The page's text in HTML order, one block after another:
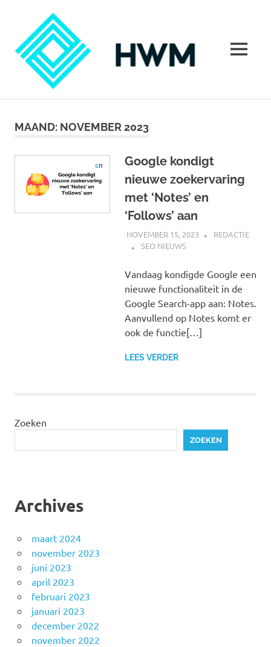
inhoud
Alles
marketing
MENU
MAAND: NOVEMBER 2023
Google kondigt
nieuwe zoekervaring
met ‘Notes’ en
‘Follows’ aan
NOVEMBER 15, 2023
REDACTIE
SEO NIEUWS
Vandaag kondigde Google een
nieuwe functionaliteit in de
Google Search-app aan: Notes.
Aanvullend op Notes komt er
ook de functie[…]
LEES VERDER
Zoeken
ZOEKEN
Archives
maart 2024
november 2023
juni 2023
april 2023
februari 2023
januari 2023
december 2022
november 2022